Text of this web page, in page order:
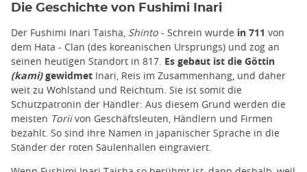
Die Geschichte von Fushimi Inari
Der Fushimi Inari Taisha, Shinto - Schrein wurde in 711 von
dem Hata - Clan (des koreanischen Ursprungs) und zog an
seinen heutigen Standort in 817. Es gebaut ist die Göttin
(kami)gewidmet Inari, Reis im Zusammenhang, und daher
weit zu Wohlstand und Reichtum. Sie ist somit die
Schutzpatronin der Händler: Aus diesem Grund werden die
meisten Toriivon Geschäftsleuten, Händlern und Firmen
bezahlt. So sind ihre Namen in japanischer Sprache in die
Ständer der roten Säulenhallen eingraviert.